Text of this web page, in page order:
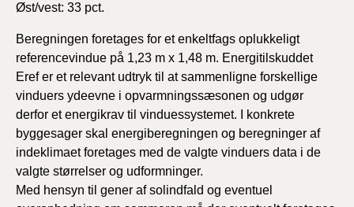
Øst/vest: 33 pct.
Beregningen foretages for et enkeltfags oplukkeligt
referencevindue på 1,23 m x 1,48 m. Energitilskuddet
Eref er et relevant udtryk til at sammenligne forskellige
vinduers ydeevne i opvarmningssæsonen og udgør
derfor et energikrav til vinduessystemet. I konkrete
byggesager skal energiberegningen og beregninger af
indeklimaet foretages med de valgte vinduers data i de
valgte størrelser og udformninger.
Med hensyn til gener af solindfald og eventuel